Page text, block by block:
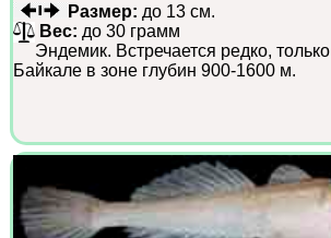
Размер: до 13 см.
Вес: до 30 грамм
Эндемик. Встречается редко,
Байкале в зоне глубин 900-1600 м.